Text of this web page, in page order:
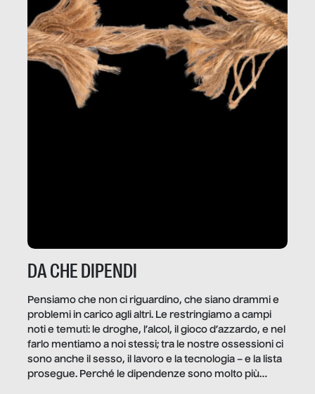
DA CHE DIPENDI
Pensiamo che non ci riguardino, che siano drammi e
problemi in carico agli altri. Le restringiamo a campi
noti e temuti: le droghe, l’alcol, il gioco d’azzardo, e nel
farlo mentiamo a noi stessi; tra le nostre ossessioni ci
sono anche il sesso, il lavoro e la tecnologia – e la lista
prosegue. Perché le dipendenze sono molto più